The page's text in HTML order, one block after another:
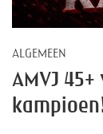
ALGEMEEN
AMVJ